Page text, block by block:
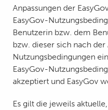
Anpassungen der
EasyGov-
Benutzerin bzw. dem
bzw. dieser sich nach
Nutzungsbedingungen
EasyGov-
akzeptiert und EasyGov
Es gilt die jeweils